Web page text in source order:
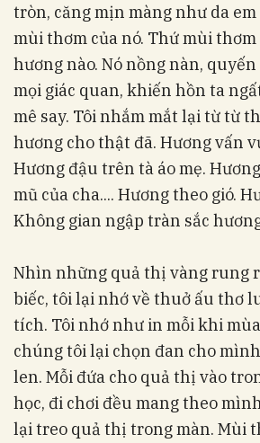
tròn, căng mịn màng như da
mùi thơm của nó. Thứ mùi
hương nào. Nó nồng nàn,
mọi giác quan, khiến hồn ta
mê say. Tôi nhắm mắt lại từ từ
hương cho thật đã. Hương vấn
Hương đậu trên tà áo mẹ.
mũ của cha.... Hương theo gió.
Không gian ngập tràn sắc
Nhìn những quả thị vàng rung
biếc, tôi lại nhớ về thuở ấu thơ
tích. Tôi nhớ như in mỗi khi
chúng tôi lại chọn đan cho
len. Mỗi đứa cho quả thị vào
học, đi chơi đều mang theo
lại treo quả thị trong màn. Mùi